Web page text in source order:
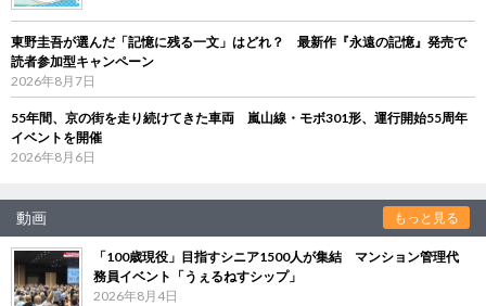
東野圭吾が選んだ「記憶に残る一文」はどれ？ 最新作『永遠の記憶』発売で
読者参加型キャンペーン
2026年8月7日
55年間、京の街を走り続けてきた車両 嵐山線・モボ301形、運行開始55周年
イベントを開催
2026年8月6日
動画 もっと見る
「100歳現役」目指すシニア1500人が集結 マンション管理代
務員イベント「うぇるねすシップ」
2026年8月4日